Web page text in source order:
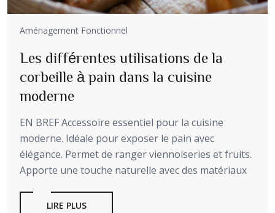
Aménagement Fonctionnel
Les différentes utilisations de la
corbeille à pain dans la cuisine
moderne
EN BREF Accessoire essentiel pour la cuisine
moderne. Idéale pour exposer le pain avec
élégance. Permet de ranger viennoiseries et fruits.
Apporte une touche naturelle avec des matériaux
LIRE PLUS